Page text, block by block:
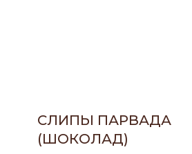
СЛИПЫ ПАРВАДА
(ШОКОЛАД)